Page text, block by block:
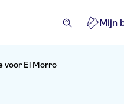
Mijn
voor El Morro